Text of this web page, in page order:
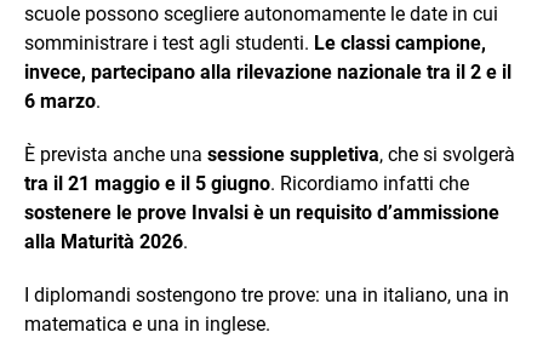
scuole possono scegliere autonomamente le date in cui
somministrare i test agli studenti. Le classi campione,
invece, partecipano alla rilevazione nazionale tra il 2 e il
6 marzo.
È prevista anche una sessione suppletiva, che si svolgerà
tra il 21 maggio e il 5 giugno. Ricordiamo infatti che
sostenere le prove Invalsi è un requisito d’ammissione
alla Maturità 2026.
I diplomandi sostengono tre prove: una in italiano, una in
matematica e una in inglese.